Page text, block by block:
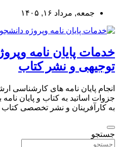
بروید
جمعه, مرداد ۱۶, ۱۴۰۵
خدمات پایان نامه
توجیهی و نشر کتاب
انجام پایان نامه های کارشناسی
جزوات اساتید به کتاب و پایان
به کارآفرینان و نشر تخصصی
جستجو